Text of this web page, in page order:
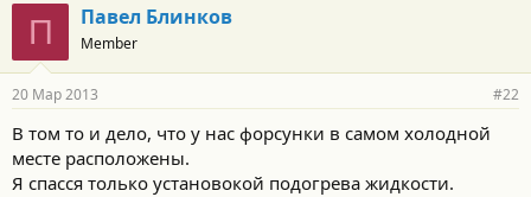
П Павел Блинков
Member
20 Мар 2013 #22
В том то и дело, что у нас форсунки в самом холодной
месте расположены.
Я спасся только установокой подогрева жидкости.